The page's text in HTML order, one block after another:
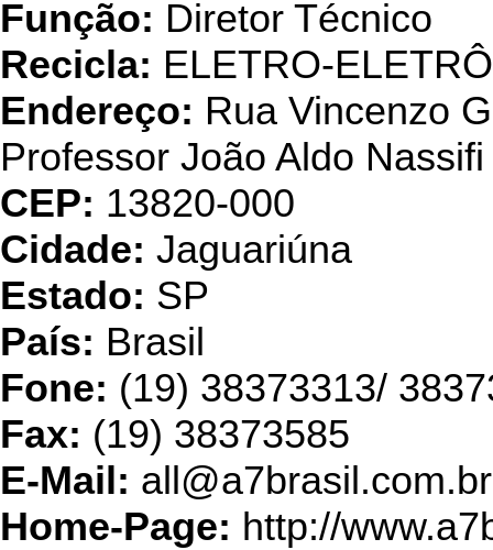
Função: Diretor Técnico
Recicla: ELETRO-
Endereço: Rua Vincenzo
Professor João Aldo
CEP: 13820-000
Cidade: Jaguariúna
Estado: SP
País: Brasil
Fone: (19) 38373313/
Fax: (19) 38373585
E-Mail: all@a7brasil.com.br
Home-Page: http://